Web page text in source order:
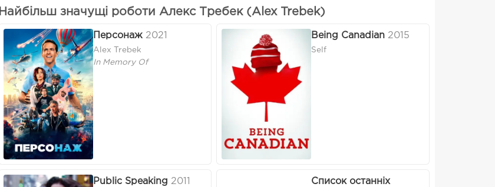
Найбільш значущі роботи Алекс Требек (Alex Trebek)
Персонаж 2021
Alex Trebek
In Memory Of
Being Canadian 2015
Self
Public Speaking 2011
Список останніх